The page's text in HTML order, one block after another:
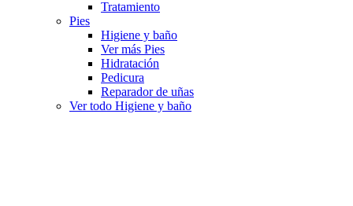
Tratamiento
Pies
Higiene y baño
Ver más Pies
Hidratación
Pedicura
Reparador de uñas
Ver todo Higiene y baño